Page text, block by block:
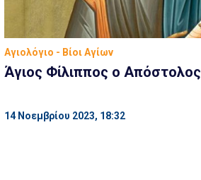
Αγιολόγιο - Βίοι Αγίων
Άγιος Φίλιππος ο Απόστολος
14 Νοεμβρίου 2023, 18:32